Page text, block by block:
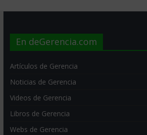
En deGerencia.com
Artículos de Gerencia
Noticias de Gerencia
Videos de Gerencia
Libros de Gerencia
Webs de Gerencia